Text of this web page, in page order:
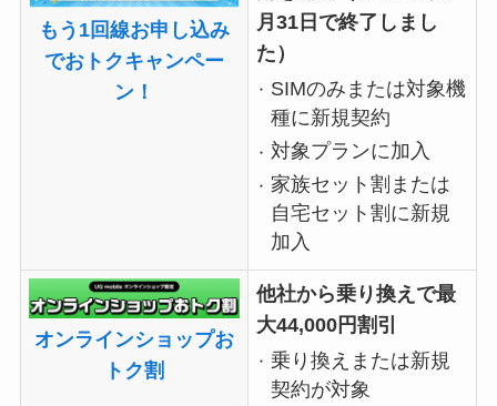
もう1回線お申し込み
でおトクキャンペー
ン！
月31日で終了しまし
た）
SIMのみまたは対象機
種に新規契約
対象プランに加入
家族セット割または
自宅セット割に新規
加入
オンラインショップお
トク割
他社から乗り換えで最
大44,000円割引
乗り換えまたは新規
契約が対象